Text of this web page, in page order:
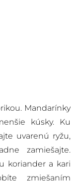
Mandarínky
kúsky. Ku
uvarenú ryžu,
zamiešajte.
u koriander a kari
zmiešaním